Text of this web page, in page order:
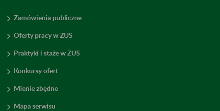
Zamówienia publiczne
Oferty pracy w ZUS
Praktyki i staże w ZUS
Konkursy ofert
Mienie zbędne
Mapa serwisu